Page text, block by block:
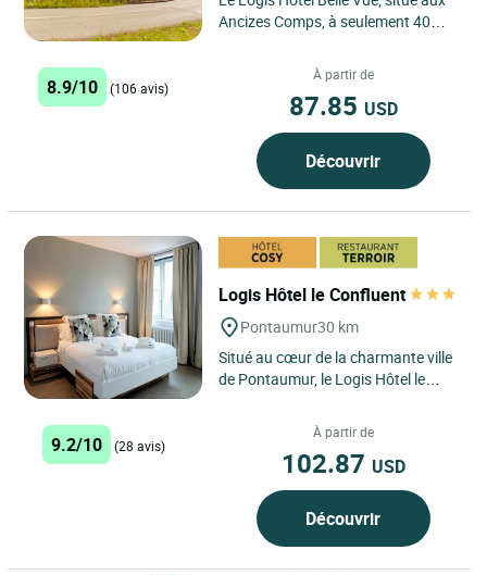
Ancizes Comps, à seulement 40
une destination idéale...
8.9/10 (106 avis)
À partir de
87.85 USD
Découvrir
Logis Hôtel le Confluent
Pontaumur30 km
Situé au cœur de la charmante ville
de Pontaumur, le Logis Hôtel le
nichée au carrefour...
9.2/10 (28 avis)
À partir de
102.87 USD
Découvrir